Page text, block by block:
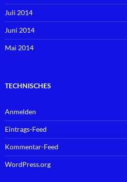
Juli 2014
Juni 2014
Mai 2014
TECHNISCHES
Anmelden
Eintrags-Feed
Kommentar-Feed
WordPress.org